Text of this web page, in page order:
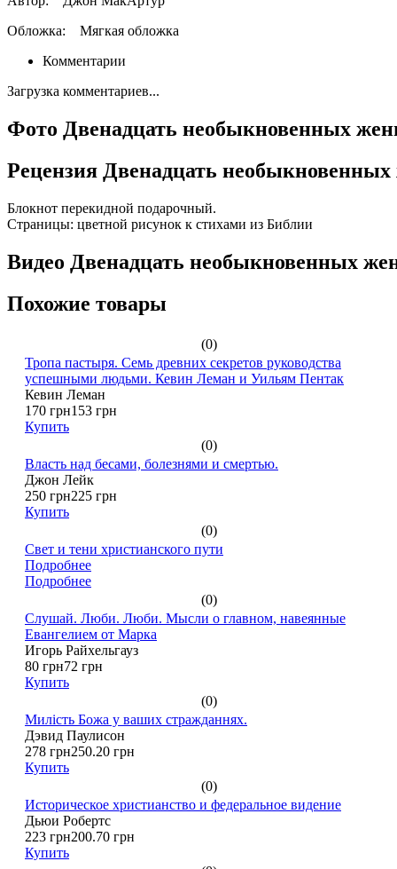
Обложка: Мягкая обложка
Комментарии
Загрузка комментариев...
Фото Двенадцать необыкновенных
Рецензия Двенадцать
Блокнот перекидной подарочный.
Страницы: цветной рисунок к стихами из Библии
Видео Двенадцать необыкновенных
Похожие товары
(0)
Тропа пастыря. Семь древних секретов руководства
успешными людьми. Кевин Леман и Уильям Пентак
Кевин Леман
170 грн153 грн
Купить
(0)
Власть над бесами, болезнями и смертью.
Джон Лейк
250 грн225 грн
Купить
(0)
Свет и тени христианского пути
Подробнее
Подробнее
(0)
Слушай. Люби. Люби. Мысли о главном, навеянные
Евангелием от Марка
Игорь Райхельгауз
80 грн72 грн
Купить
(0)
Милість Божа у ваших стражданнях.
Дэвид Паулисон
278 грн250.20 грн
Купить
(0)
Историческое христианство и федеральное видение
Дьюи Робертс
223 грн200.70 грн
Купить